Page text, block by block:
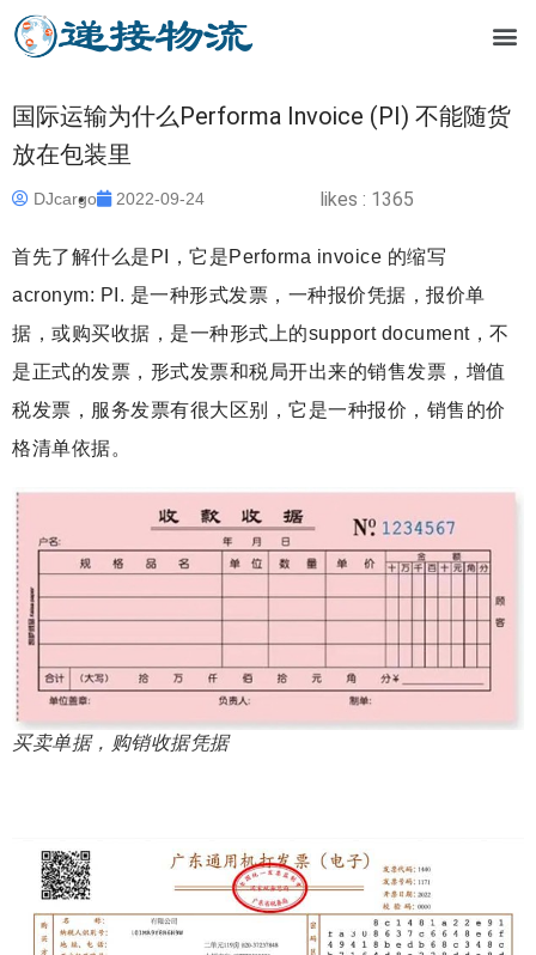
国际运输为什么Performa Invoice (PI) 不能随货
放在包装里
DJcargo 2022-09-24 likes : 1365
首先了解什么是PI，它是Performa invoice 的缩写
acronym: PI. 是一种形式发票，一种报价凭据，报价单
据，或购买收据，是一种形式上的support document，不
是正式的发票，形式发票和税局开出来的销售发票，增值
税发票，服务发票有很大区别，它是一种报价，销售的价
格清单依据。
买卖单据，购销收据凭据